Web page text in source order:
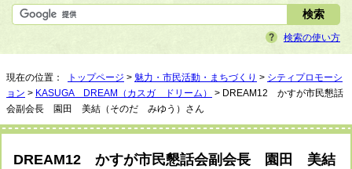
検索の使い方
現在の位置： トップページ > 魅力・市民活動・まちづくり > シティプロモーシ
ョン > KASUGA DREAM（カスガ ドリーム）
> DREAM12 かすが市民懇話
会副会長 園田 美結（そのだ みゆう）さん
DREAM12 かすが市民懇話会副会長 園田 美結